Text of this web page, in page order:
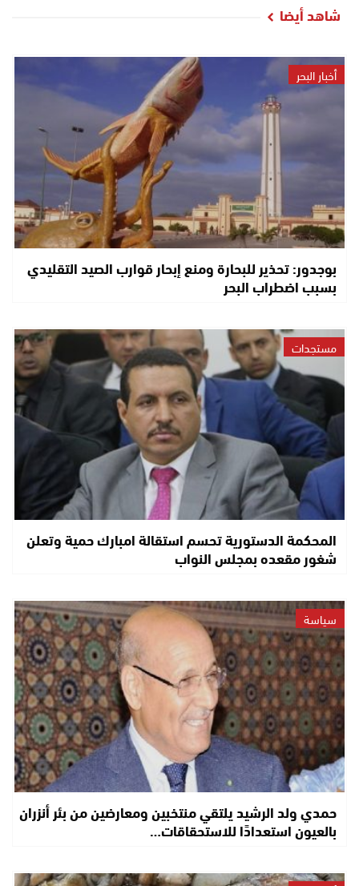
شاهد أيضا
أخبار البحر
بوجدور: تحذير للبحارة ومنع إبحار قوارب الصيد التقليدي
بسبب اضطراب البحر
مستجدات
المحكمة الدستورية تحسم استقالة امبارك حمية وتعلن
شغور مقعده بمجلس النواب
سياسة
حمدي ولد الرشيد يلتقي منتخبين ومعارضين من بئر أنزران
بالعيون استعدادًا للاستحقاقات…